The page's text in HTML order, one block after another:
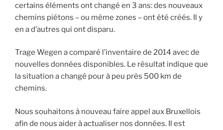
certains éléments ont changé en 3 ans: des nouveaux
chemins piétons – ou même zones – ont été créés. Il y
en a d’autres qui ont disparu.
Trage Wegen a comparé l’inventaire de 2014 avec de
nouvelles données disponibles. Le résultat indique que
la situation a changé pour à peu près 500 km de
chemins.
Nous souhaitons à nouveau faire appel aux Bruxellois
afin de nous aider à actualiser nos données. Il est